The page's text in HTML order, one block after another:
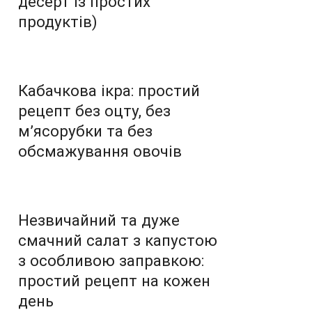
продуктів)
Кабачкова ікра: простий
рецепт без оцту, без
м’ясорубки та без
обсмажування овочів
Незвичайний та дуже
смачний салат з капустою
з особливою заправкою:
простий рецепт на кожен
день